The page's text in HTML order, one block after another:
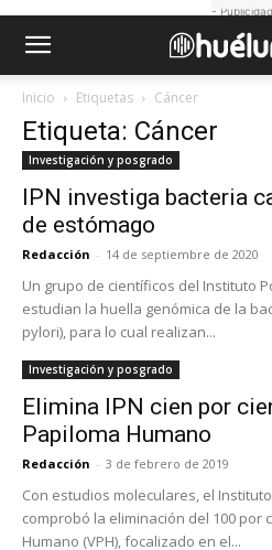
-
Inicio Etiquetas Cáncer
Etiqueta: Cáncer
Investigación y posgrado
IPN investiga bacteria
de estómago
Redacción - 14 de septiembre de 2020
Un grupo de científicos del Instituto
estudian la huella genómica de la
pylori), para lo cual realizan...
Investigación y posgrado
Elimina IPN cien por
Papiloma Humano
Redacción - 3 de febrero de 2019
Con estudios moleculares, el
comprobó la eliminación del 100 por
Humano (VPH), focalizado en el...